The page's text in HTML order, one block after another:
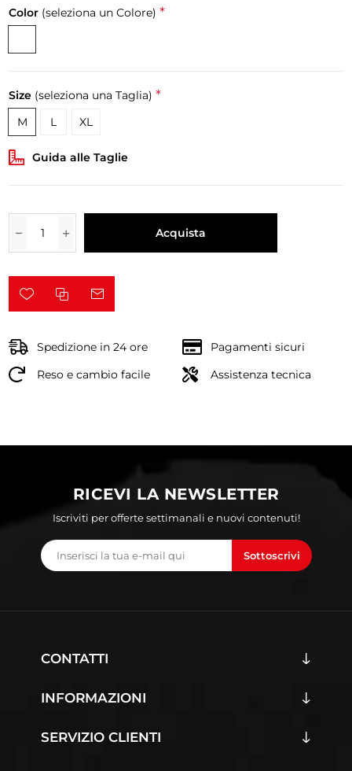
Color (seleziona un Colore) *
Size (seleziona una Taglia) *
M L XL
Guida alle Taglie
Acquista
Spedizione in 24 ore
Pagamenti sicuri
Reso e cambio facile
Assistenza tecnica
RICEVI LA NEWSLETTER
Iscriviti per offerte settimanali e nuovi contenuti!
Sottoscrivi
CONTATTI
INFORMAZIONI
SERVIZIO CLIENTI